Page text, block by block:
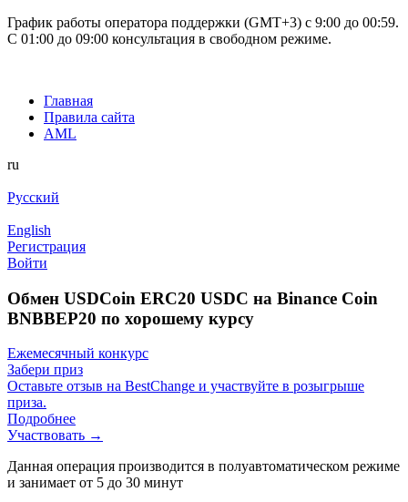
График работы оператора поддержки (GMT+3) c 9:00 до 00:59.
С 01:00 до 09:00 консультация в свободном режиме.
Главная
Правила сайта
AML
ru
Русский
English
Регистрация
Войти
Обмен USDCoin ERC20 USDC на Binance Coin
BNBBEP20 по хорошему курсу
Ежемесячный конкурс
Забери приз
Оставьте отзыв на BestChange и участвуйте в розыгрыше
приза.
Подробнее
Участвовать →
Данная операция производится в полуавтоматическом режиме
и занимает от 5 до 30 минут